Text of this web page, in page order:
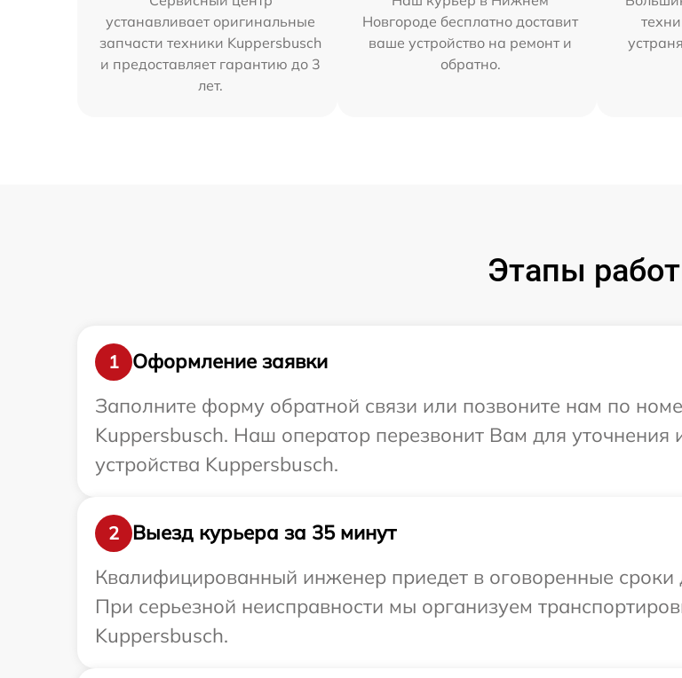
устанавливает оригинальные
запчасти техники Kuppersbusch
и предоставляет гарантию до 3
лет.
Новгороде бесплатно доставит
ваше устройство на ремонт и
обратно.
Этапы
1
Оформление заявки
Заполните форму обратной связи или позвоните нам по
Kuppersbusch. Наш оператор перезвонит Вам для
устройства Kuppersbusch.
2
Выезд курьера за 35 минут
Квалифицированный инженер приедет в оговоренные сроки
При серьезной неисправности мы организуем
Kuppersbusch.